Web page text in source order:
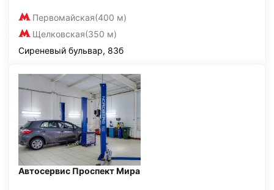
Первомайская(400 м)
Щелковская(350 м)
Сиреневый бульвар, 83б
Автосервис Проспект Мира